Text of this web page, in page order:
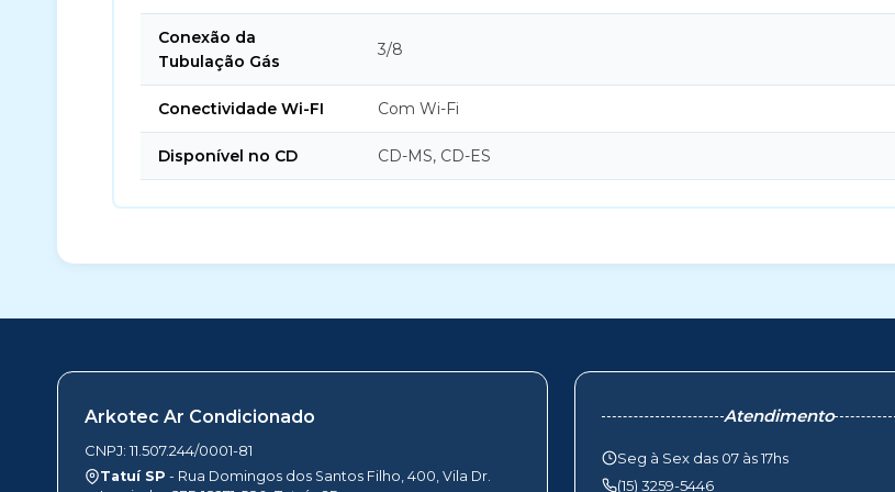
Conexão da
Tubulação Gás
3/8
Conectividade Wi-FI Com Wi-Fi
Disponível no CD CD-MS, CD-ES
Arkotec Ar Condicionado
CNPJ: 11.507.244/0001-81
Tatuí SP - Rua Domingos dos Santos Filho, 400, Vila Dr.
Atendimento
Seg à Sex das 07 às 17hs
(15) 3259-5446